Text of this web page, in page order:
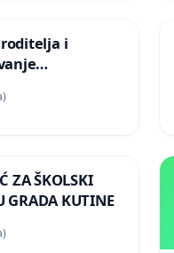
i
ZA ŠKOLSKI
GRADA KUTINE